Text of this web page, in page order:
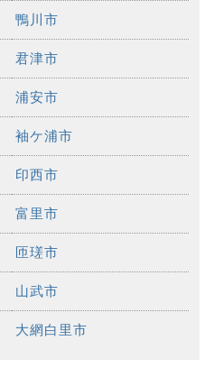
鴨川市
君津市
浦安市
袖ケ浦市
印西市
富里市
匝瑳市
山武市
大網白里市